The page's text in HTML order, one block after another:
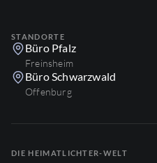
STANDORTE
Büro Pfalz
Freinsheim
Büro Schwarzwald
Offenburg
DIE HEIMATLICHTER-WELT